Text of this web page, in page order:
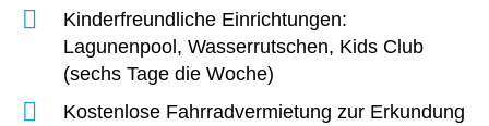
Kinderfreundliche Einrichtungen:
Lagunenpool, Wasserrutschen, Kids Club
(sechs Tage die Woche)
Kostenlose Fahrradvermietung zur Erkundung